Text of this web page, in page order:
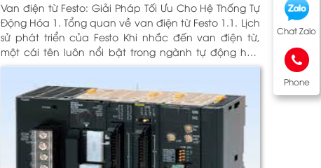
Chat Zalo
Phone
Van điện từ Festo: Giải Pháp Tối Ưu Cho Hệ Thống Tự
Động Hóa 1. Tổng quan về van điện từ Festo 1.1. Lịch
sử phát triển của Festo Khi nhắc đến van điện từ,
một cái tên luôn nổi bật trong ngành tự động hóa
chính là Festo. Được thành lập vào năm 1925 tại
Đức, Festo đã trải qua hơn